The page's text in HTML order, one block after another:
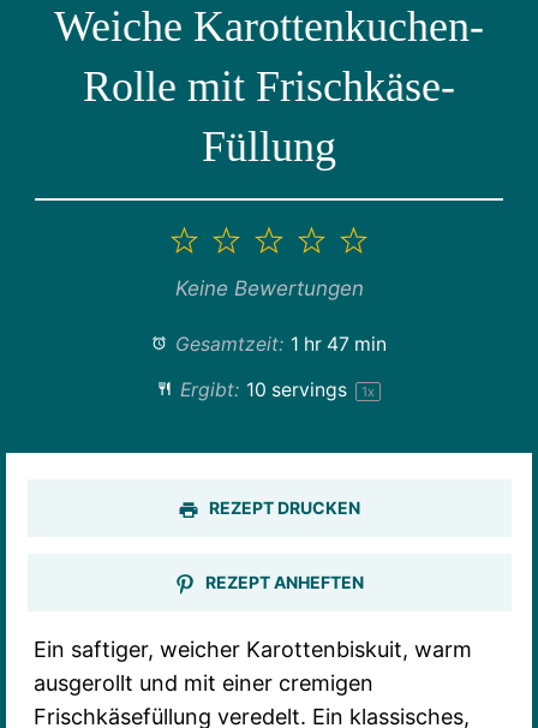
Weiche Karottenkuchen-
Rolle mit Frischkäse-
Füllung
5
4
Sterne
3
Sterne
2
Sterne
1
Stern
Keine Bewertungen
Gesamtzeit: 1 hr 47 min
Ergibt: 10 servings 1x
REZEPT DRUCKEN
REZEPT ANHEFTEN
Ein saftiger, weicher Karottenbiskuit, warm
ausgerollt und mit einer cremigen
Frischkäsefüllung veredelt. Ein klassisches,